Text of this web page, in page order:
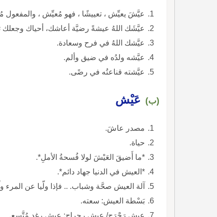
عيَّشَ يعيِّش ، تعييشًا ، فهو مُعيِّش ، والمفعول
عيَّشَك اللهُ عيشةً رضيَّة أعاشك، أحياك
عيَّشك اللهُ في فرح وسعادة.
عيَّشه ولدُه في ضيق وألم.
عيَّشته قناعتُه في رضًى.
(ب) عَيْش
مصدر عاشَ.
حياة.
*ما أَضيقَ العَيْشَ لولا فُسحةُ الأملِ*.
*العيش في الدنيا جهاد دائم*.
آلة العيش صحَّة وشباب. .. فإذا ولّيا عن المرء
بَسْطة العيش: سعته.
عيش رَحْرَح/ عيش رحراح: عيش رغد مُتَّسع.